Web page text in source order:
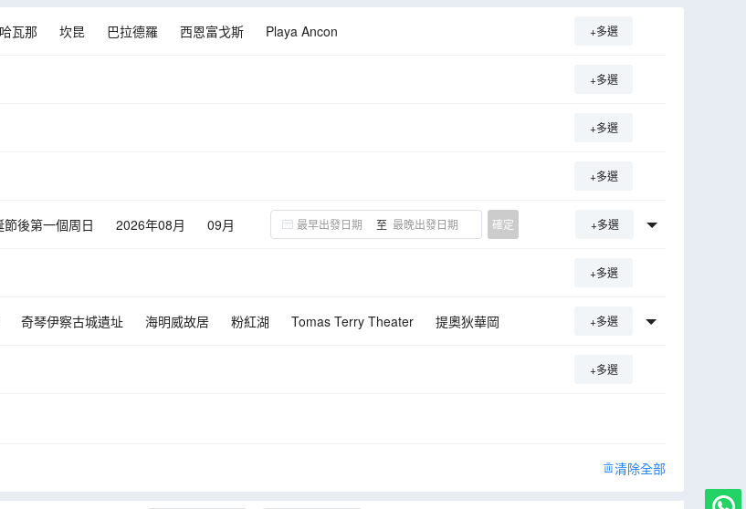
哈瓦那 坎昆 巴拉德羅 西恩富戈斯 Playa Ancon +多選
+多選
+多選
+多選
節後第一個周日 2026年08月
09月
至 確定 +多選
+多選
奇琴伊察古城遺址 海明威故居 粉紅湖 Tomas Terry Theater
提奧狄華岡
+多選
+多選
清除全部